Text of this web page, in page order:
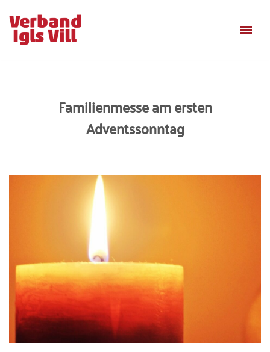
Zum
Inhalt
Familienmesse am ersten
Adventssonntag